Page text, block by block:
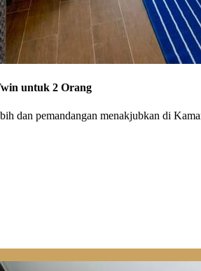
untuk 2 Orang
dan pemandangan menakjubkan di